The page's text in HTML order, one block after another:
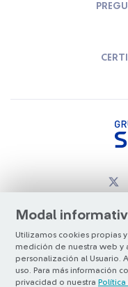
Modal
Utilizamos cookies propias
medición de nuestra web y
personalización al Usuario.
uso. Para más información
privacidad o nuestra
©